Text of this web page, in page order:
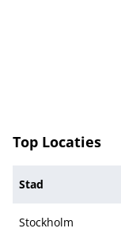
Top Locaties
Stad
Stockholm